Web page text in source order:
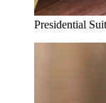
Presidential